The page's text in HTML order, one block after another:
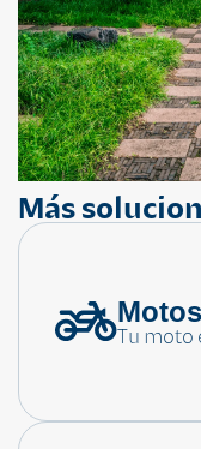
Más
Motos
Tu moto